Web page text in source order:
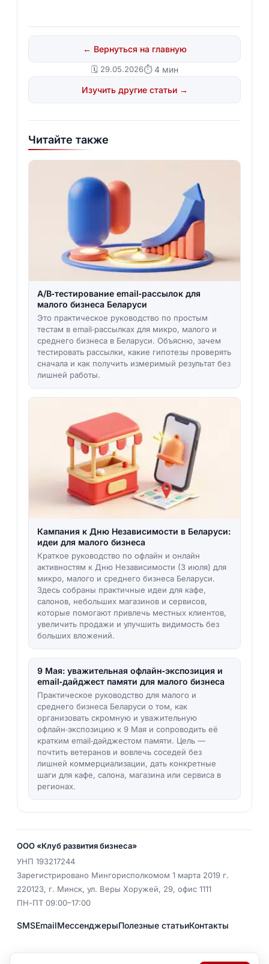
← Вернуться на главную
🗓️ 29.05.2026⏱ 4 мин
Изучить другие статьи →
Читайте также
A/B‑тестирование email‑рассылок для
малого бизнеса Беларуси
Это практическое руководство по простым
тестам в email‑рассылках для микро, малого и
среднего бизнеса в Беларуси. Объясню, зачем
тестировать рассылки, какие гипотезы проверять
сначала и как получить измеримый результат без
лишней работы.
Кампания к Дню Независимости в Беларуси:
идеи для малого бизнеса
Краткое руководство по офлайн и онлайн
активностям к Дню Независимости (3 июля) для
микро, малого и среднего бизнеса Беларуси.
Здесь собраны практичные идеи для кафе,
салонов, небольших магазинов и сервисов,
которые помогают привлечь местных клиентов,
увеличить продажи и улучшить видимость без
больших вложений.
9 Мая: уважительная офлайн‑экспозиция и
email‑дайджест памяти для малого бизнеса
Практическое руководство для малого и
среднего бизнеса Беларуси о том, как
организовать скромную и уважительную
офлайн‑экспозицию к 9 Мая и сопроводить её
кратким email‑дайджестом памяти. Цель —
почтить ветеранов и вовлечь соседей без
лишней коммерциализации, дать конкретные
шаги для кафе, салона, магазина или сервиса в
регионах.
ООО «Клуб развития бизнеса»
УНП 193217244
Зарегистрировано Мингорисполкомом 1 марта 2019 г.
220123, г. Минск, ул. Веры Хоружей, 29, офис 1111
ПН-ПТ 09:00–17:00
SMSEmailМессенджерыПолезные статьиКонтакты
EMAIL